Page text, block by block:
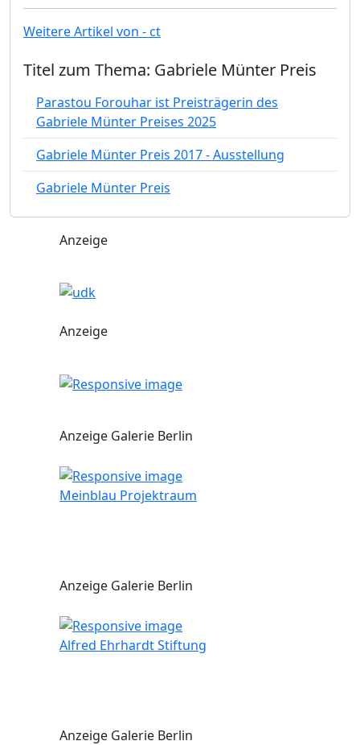
Weitere Artikel von - ct
Titel zum Thema: Gabriele Münter Preis
Parastou Forouhar ist Preisträgerin des
Gabriele Münter Preises 2025
Gabriele Münter Preis 2017 - Ausstellung
Gabriele Münter Preis
Anzeige
Anzeige
Anzeige Galerie Berlin
Meinblau Projektraum
Anzeige Galerie Berlin
Alfred Ehrhardt Stiftung
Anzeige Galerie Berlin